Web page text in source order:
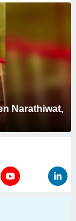
Narathiwat,